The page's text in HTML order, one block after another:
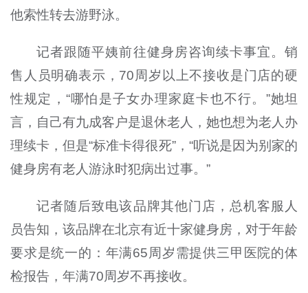
他索性转去游野泳。
记者跟随平姨前往健身房咨询续卡事宜。销
售人员明确表示，70周岁以上不接收是门店的硬
性规定，“哪怕是子女办理家庭卡也不行。”她坦
言，自己有九成客户是退休老人，她也想为老人办
理续卡，但是“标准卡得很死”，“听说是因为别家的
健身房有老人游泳时犯病出过事。”
记者随后致电该品牌其他门店，总机客服人
员告知，该品牌在北京有近十家健身房，对于年龄
要求是统一的：年满65周岁需提供三甲医院的体
检报告，年满70周岁不再接收。